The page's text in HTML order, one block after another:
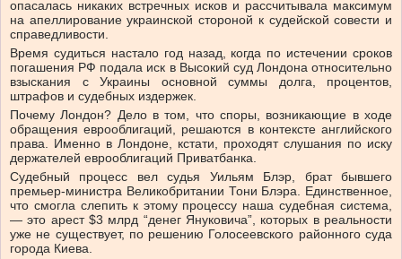
опасалась никаких встречных исков и рассчитывала максимум
на апеллирование украинской стороной к судейской совести и
справедливости.
Время судиться настало год назад, когда по истечении сроков
погашения РФ подала иск в Высокий суд Лондона относительно
взыскания с Украины основной суммы долга, процентов,
штрафов и судебных издержек.
Почему Лондон? Дело в том, что споры, возникающие в ходе
обращения еврооблигаций, решаются в контексте английского
права. Именно в Лондоне, кстати, проходят слушания по иску
держателей еврооблигаций Приватбанка.
Судебный процесс вел судья Уильям Блэр, брат бывшего
премьер-министра Великобритании Тони Блэра. Единственное,
что смогла слепить к этому процессу наша судебная система,
— это арест $3 млрд “денег Януковича”, которых в реальности
уже не существует, по решению Голосеевского районного суда
города Киева.